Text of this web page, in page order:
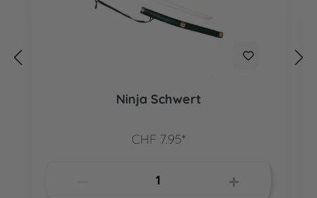
Ninja Schwert
CHF 7.95*